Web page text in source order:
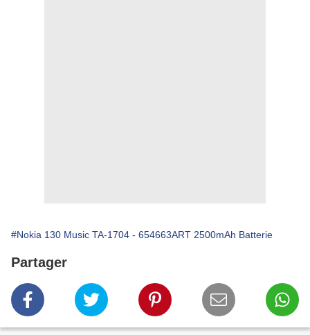
#Nokia 130 Music TA-1704 - 654663ART 2500mAh Batterie
Partager